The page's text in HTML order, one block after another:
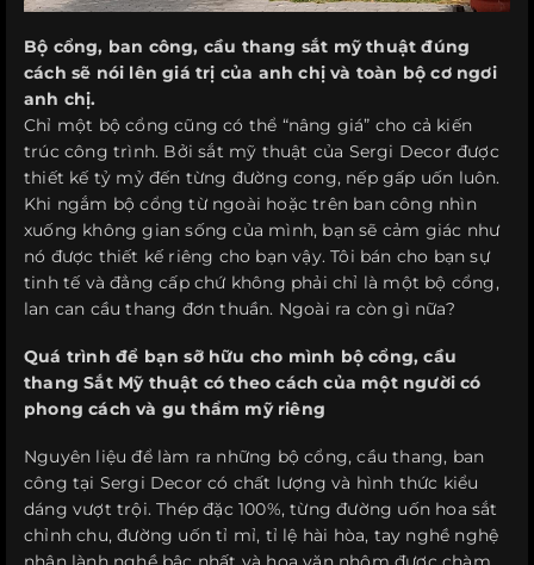
Bộ cổng, ban công, cầu thang sắt mỹ thuật đúng
cách sẽ nói lên giá trị của anh chị và toàn bộ cơ ngơi
anh chị.
Chỉ một bộ cổng cũng có thể “nâng giá” cho cả kiến
trúc công trình. Bởi sắt mỹ thuật của Sergi Decor được
thiết kế tỷ mỷ đến từng đường cong, nếp gấp uốn luôn.
Khi ngắm bộ cổng từ ngoài hoặc trên ban công nhìn
xuống không gian sống của mình, bạn sẽ cảm giác như
nó được thiết kế riêng cho bạn vậy. Tôi bán cho bạn sự
tinh tế và đẳng cấp chứ không phải chỉ là một bộ cổng,
lan can cầu thang đơn thuần. Ngoài ra còn gì nữa?
Quá trình để bạn sỡ hữu cho mình bộ cổng, cầu
thang Sắt Mỹ thuật có theo cách của một người có
phong cách và gu thẩm mỹ riêng
Nguyên liệu để làm ra những bộ cổng, cầu thang, ban
công tại Sergi Decor có chất lượng và hình thức kiểu
dáng vượt trội. Thép đặc 100%, từng đường uốn hoa sắt
chỉnh chu, đường uốn tỉ mỉ, tỉ lệ hài hòa, tay nghề nghệ